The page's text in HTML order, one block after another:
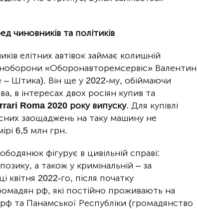
чиновників та політиків
елітних автівок займає колишній
«Оборонавторемсервіс» Валентин
Штика). Він ще у 2022-му, обіймаючи
в інтересах двох росіян купив та
Roma 2020 року випуску. Для купівлі
заощаджень на таку машину не
6,5 млн грн.
фігурує в цивільній справі:
а також у кримінальній – за
квітня 2022-го, після початку
рф, які постійно проживають на
та Панамської Республіки (громадянство